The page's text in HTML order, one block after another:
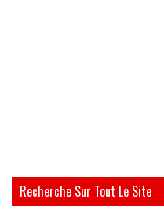
Recherche Sur Tout Le Site